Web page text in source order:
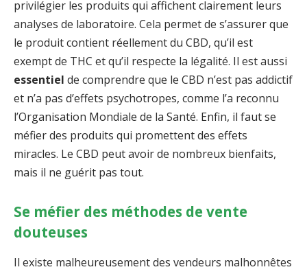
privilégier les produits qui affichent clairement leurs
analyses de laboratoire. Cela permet de s’assurer que
le produit contient réellement du CBD, qu’il est
exempt de THC et qu’il respecte la légalité. Il est aussi
essentiel de comprendre que le CBD n’est pas addictif
et n’a pas d’effets psychotropes, comme l’a reconnu
l’Organisation Mondiale de la Santé. Enfin, il faut se
méfier des produits qui promettent des effets
miracles. Le CBD peut avoir de nombreux bienfaits,
mais il ne guérit pas tout.
Se méfier des méthodes de vente
douteuses
Il existe malheureusement des vendeurs malhonnêtes